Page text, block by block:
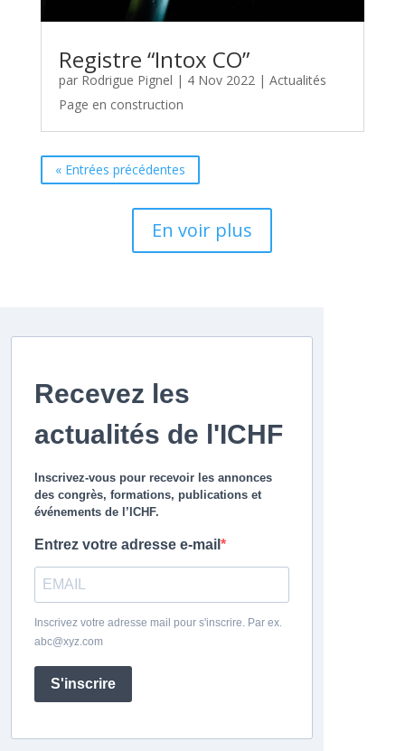
Registre “Intox CO”
par Rodrigue Pignel | 4 Nov 2022 | Actualités
Page en construction
« Entrées précédentes
En voir plus
Recevez les
actualités de l'ICHF
Inscrivez-vous pour recevoir les annonces
des congrès, formations, publications et
événements de l’ICHF.
Entrez votre adresse e-mail
Inscrivez votre adresse mail pour s'inscrire. Par ex.
abc@xyz.com
S'inscrire